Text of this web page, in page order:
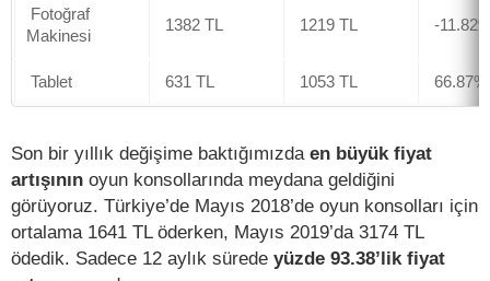
Fotoğraf
Makinesi
1382 TL 1219 TL -
Tablet 631 TL 1053 TL 66.87%
Son bir yıllık değişime baktığımızda en büyük fiyat
artışının oyun konsollarında meydana geldiğini
görüyoruz. Türkiye’de Mayıs 2018’de oyun konsolları için
ortalama 1641 TL öderken, Mayıs 2019’da 3174 TL
ödedik. Sadece 12 aylık sürede yüzde 93.38’lik fiyat